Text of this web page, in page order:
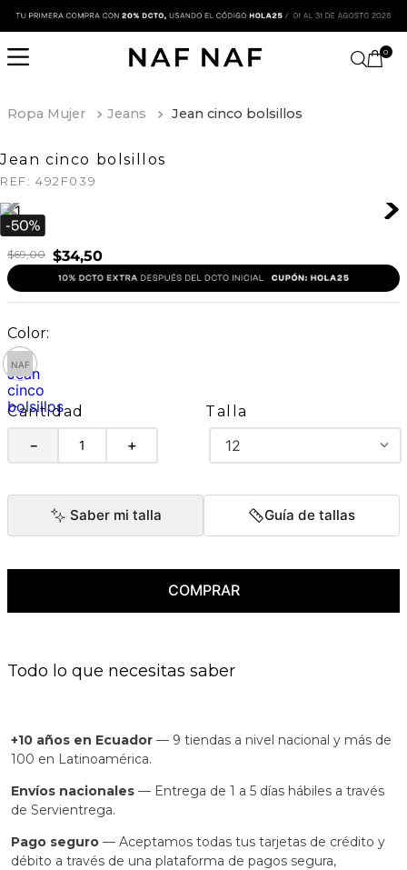
0
Ropa Mujer Jeans Jean cinco bolsillos
Jean cinco bolsillos
REF: 492F039
$69,00 $34,50
Cantidad
＋
－
Talla
12
Saber mi talla Guía de tallas
COMPRAR
Todo lo que necesitas saber
+10 años en Ecuador — 9 tiendas a nivel nacional y más de
100 en Latinoamérica.
Envíos nacionales — Entrega de 1 a 5 días hábiles a través
de Servientrega.
Pago seguro — Aceptamos todas tus tarjetas de crédito y
débito a través de una plataforma de pagos segura,